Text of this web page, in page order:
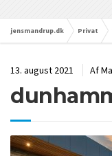
jensmandrup.dk Privat
13. august 2021 Af